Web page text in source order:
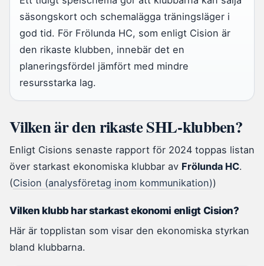
säsongskort och schemalägga träningsläger i
god tid. För Frölunda HC, som enligt Cision är
den rikaste klubben, innebär det en
planeringsfördel jämfört med mindre
resursstarka lag.
Vilken är den rikaste SHL-klubben?
Enligt Cisions senaste rapport för 2024 toppas listan
över starkast ekonomiska klubbar av Frölunda HC.
(Cision (analysföretag inom kommunikation))
Vilken klubb har starkast ekonomi enligt Cision?
Här är topplistan som visar den ekonomiska styrkan
bland klubbarna.